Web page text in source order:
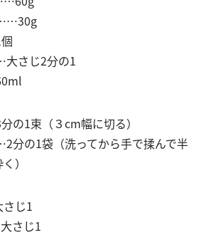
じ2分の1
の1束（３cm幅に切る）
1袋（洗ってから手で揉んで半
）
じ1
じ1